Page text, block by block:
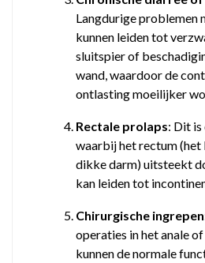
Langdurige problemen
kunnen leiden tot
sluitspier of
wand, waardoor de
ontlasting moeilijker
Rectale prolaps: Dit is
waarbij het rectum (het
dikke darm) uitsteekt
kan leiden tot
Chirurgische ingrepen
operaties in het anale
kunnen de normale